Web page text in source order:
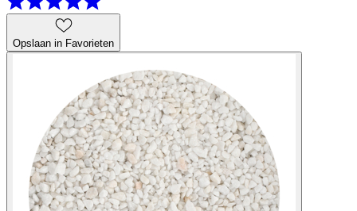
Opslaan in Favorieten